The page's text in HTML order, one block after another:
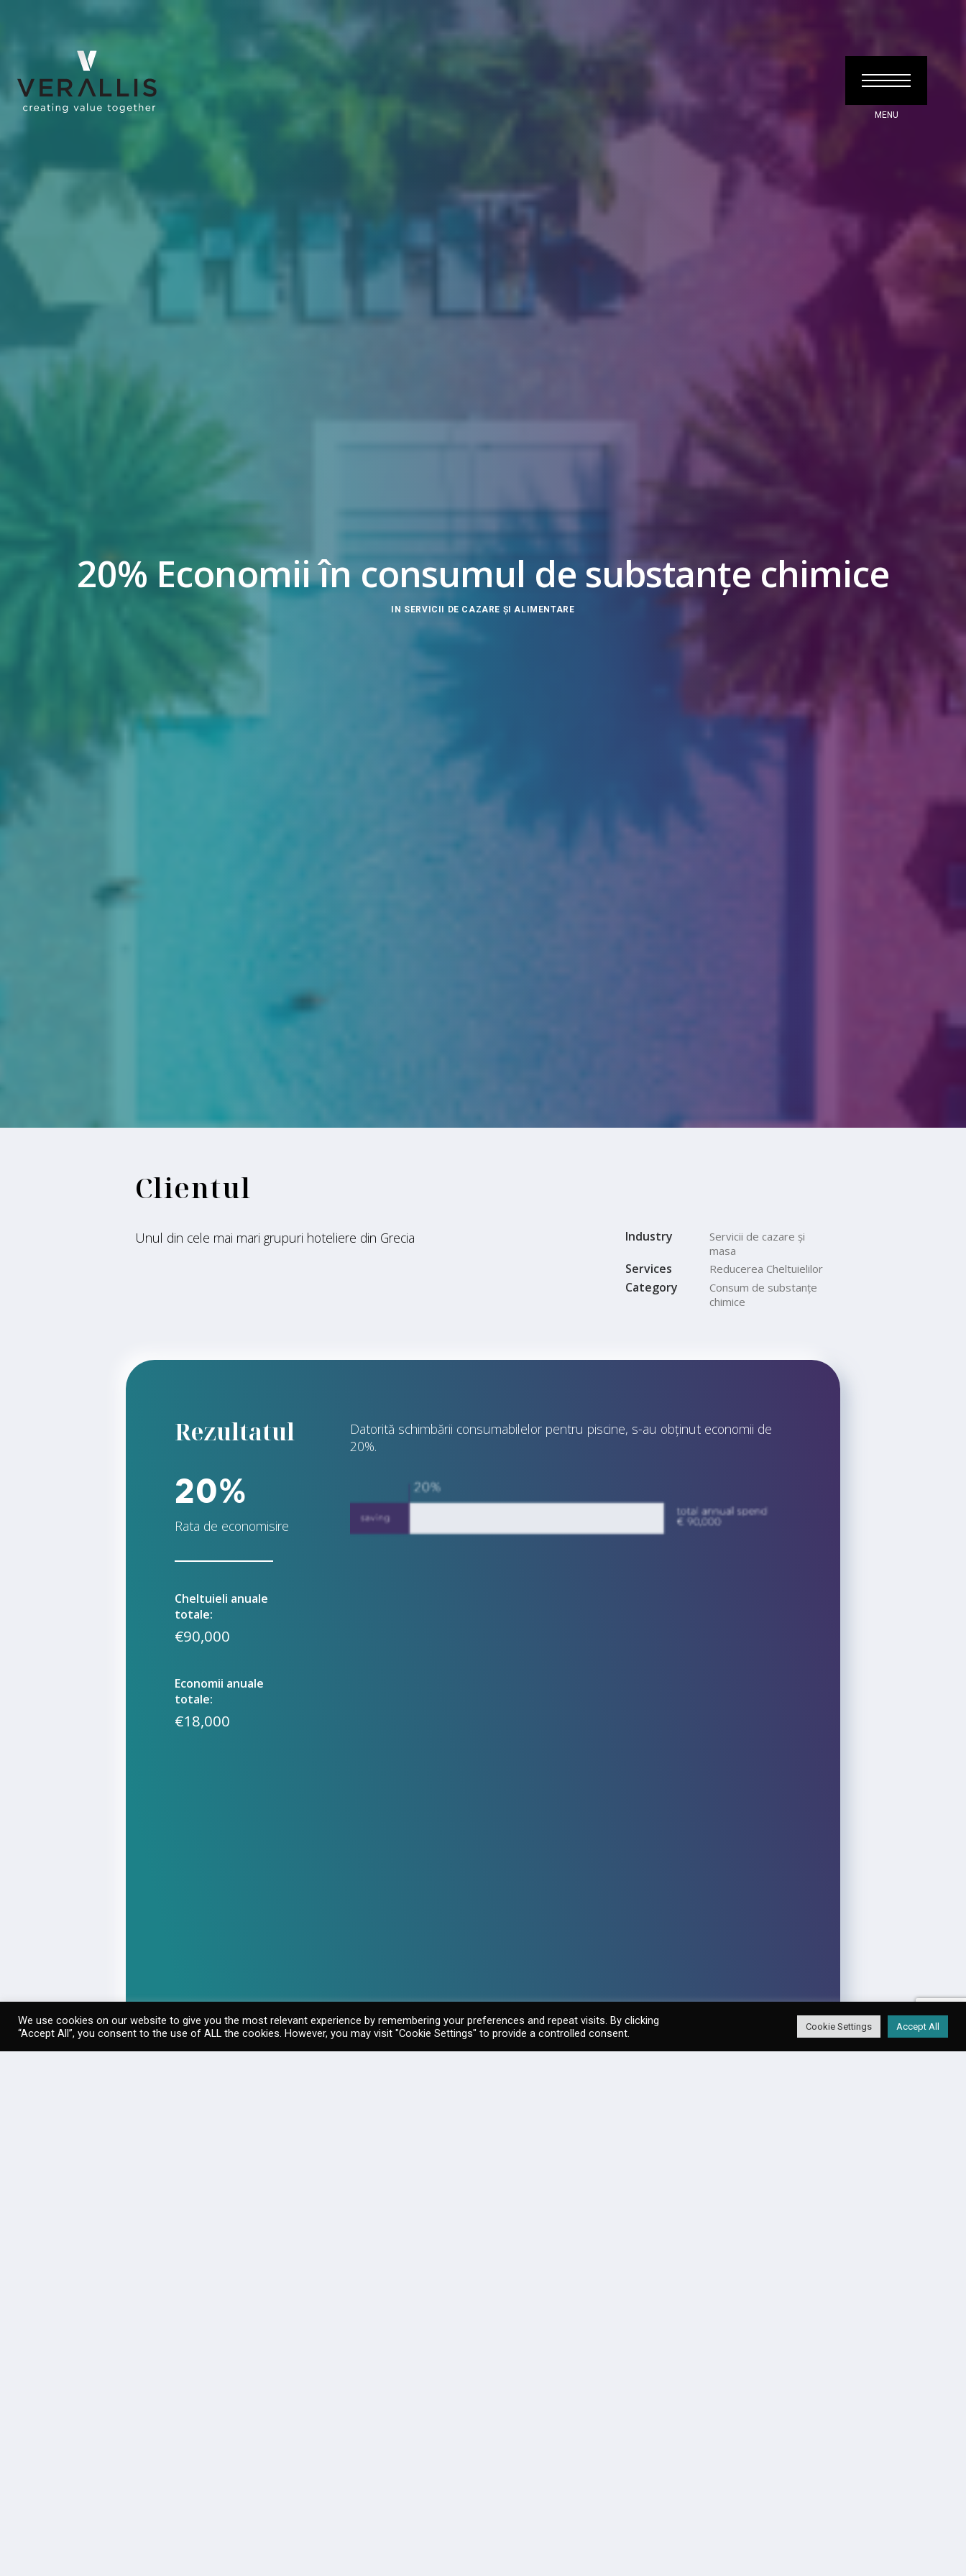
20% Economii în consumul de substanțe chimice
IN SERVICII DE CAZARE ȘI ALIMENTARE
Clientul
Unul din cele mai mari grupuri hoteliere din Grecia Industry
Servicii de cazare și
masa
Services Reducerea Cheltuielilor
Category
Consum de substanțe
chimice
Rezultatul
20%
Rata de economisire
Cheltuieli anuale
totale:
€90,000
Economii anuale
totale:
€18,000
Datorită schimbării consumabilelor pentru piscine, s-au obținut economii de
20%.
We use cookies on our website to give you the most relevant experience by remembering your preferences and repeat visits. By clicking
“Accept All”, you consent to the use of ALL the cookies. However, you may visit "Cookie Settings" to provide a controlled consent.
Cookie Settings Accept All